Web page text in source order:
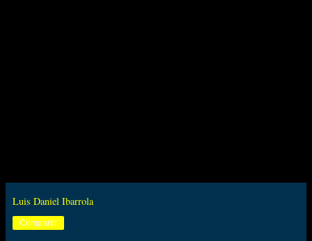
Luis Daniel Ibarrola
Compartir